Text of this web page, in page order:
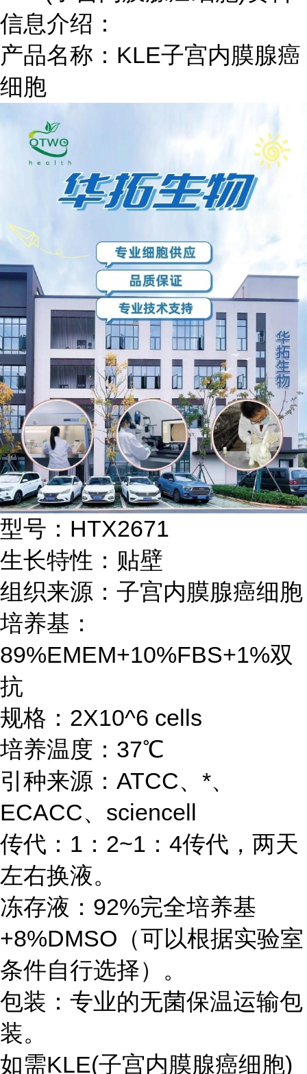
信息介绍：
产品名称：KLE子宫内膜腺癌
细胞
型号：HTX2671
生长特性：贴壁
组织来源：子宫内膜腺癌细胞
培养基：
89%EMEM+10%FBS+1%双
抗
规格：2X10^6 cells
培养温度：37℃
引种来源：ATCC、*、
ECACC、sciencell
传代：1：2~1：4传代，两天
左右换液。
冻存液：92%完全培养基
+8%DMSO（可以根据实验室
条件自行选择）。
包装：专业的无菌保温运输包
装。
如需KLE(子宫内膜腺癌细胞)